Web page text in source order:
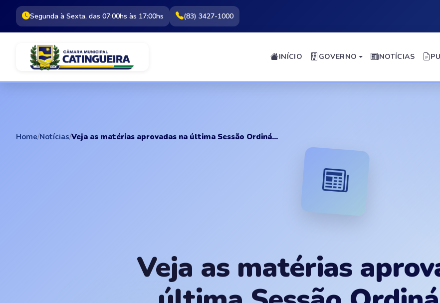
Segunda à Sexta, das 07:00hs às 17:00hs (83) 3427-1000
INÍCIO GOVERNO NOTÍCIAS
Home/Notícias/Veja as matérias aprovadas na última Sessão Ordiná...
Veja as matérias